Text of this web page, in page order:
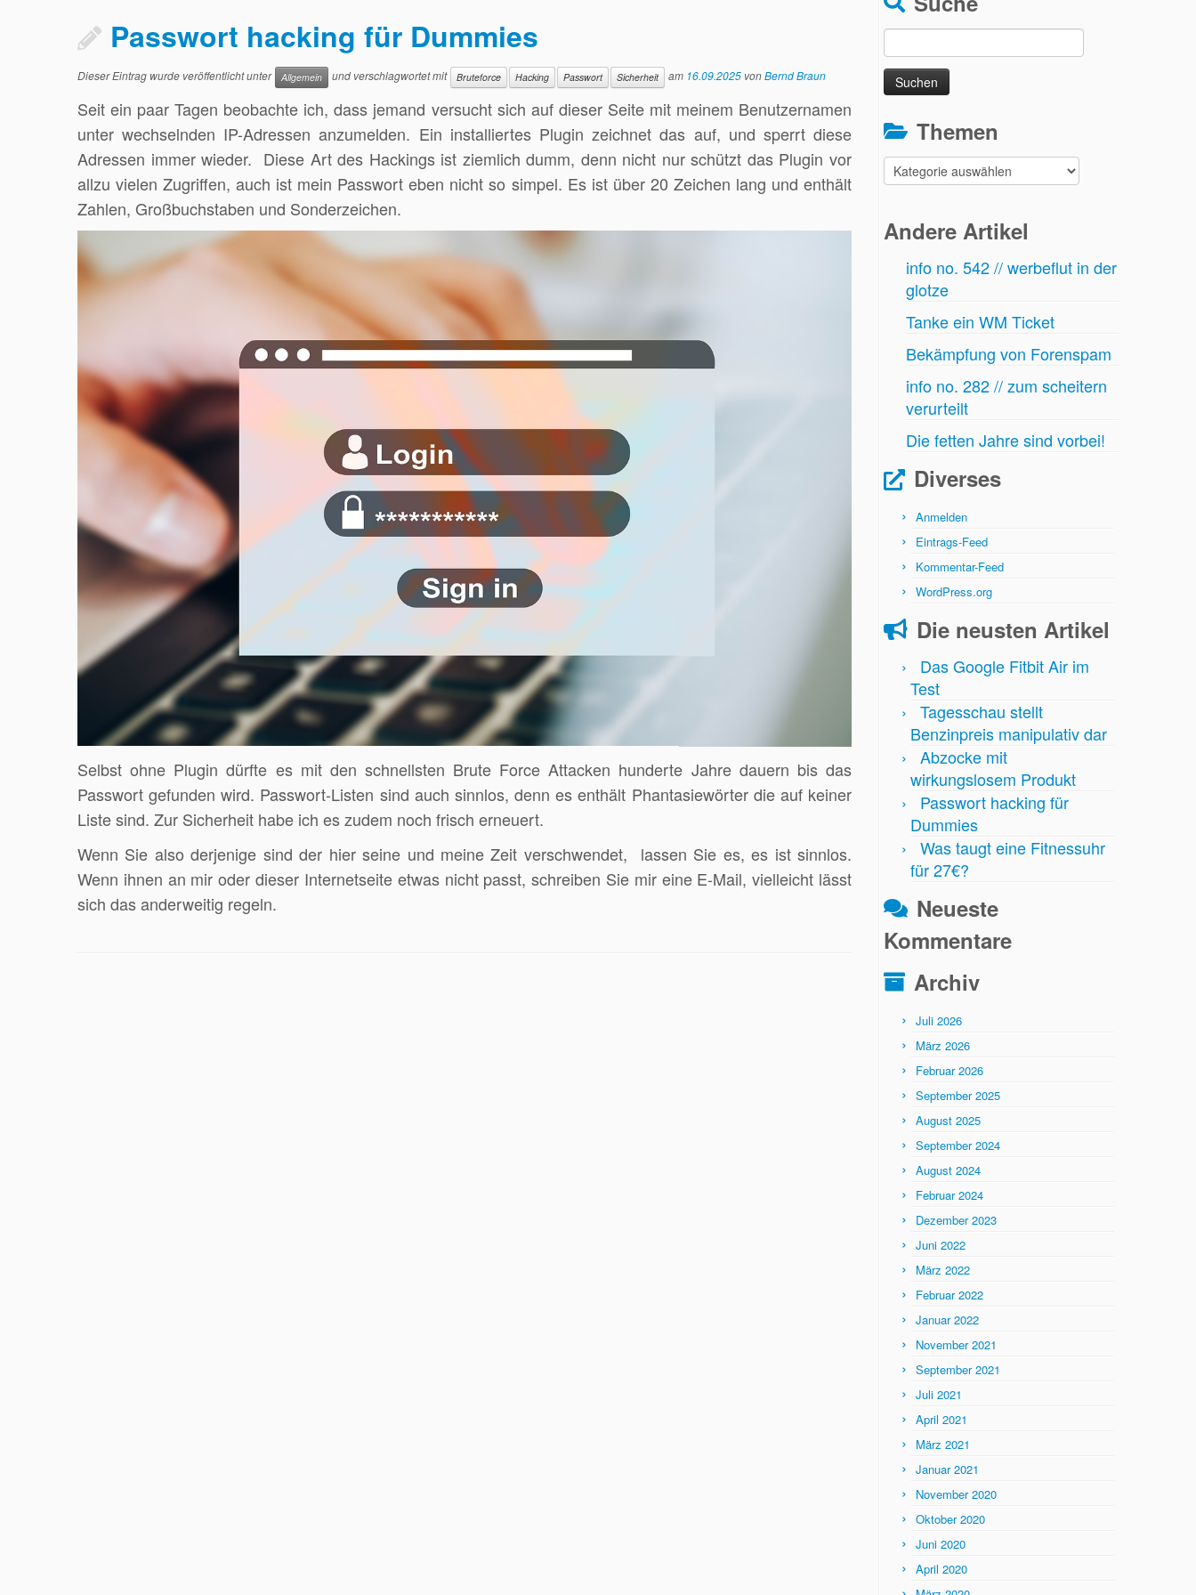
Passwort hacking für Dummies
Dieser Eintrag wurde veröffentlicht unter Allgemein und verschlagwortet mit Bruteforce Hacking Passwort Sicherheit am 16.09.2025 vonBernd Braun
Seit ein paar Tagen beobachte ich, dass jemand versucht sich auf dieser Seite mit meinem Benutzernamen
unter wechselnden IP-Adressen anzumelden. Ein installiertes Plugin zeichnet das auf, und sperrt diese
Adressen immer wieder. Diese Art des Hackings ist ziemlich dumm, denn nicht nur schützt das Plugin vor
allzu vielen Zugriffen, auch ist mein Passwort eben nicht so simpel. Es ist über 20 Zeichen lang und enthält
Zahlen, Großbuchstaben und Sonderzeichen.
Selbst ohne Plugin dürfte es mit den schnellsten Brute Force Attacken hunderte Jahre dauern bis das
Passwort gefunden wird. Passwort-Listen sind auch sinnlos, denn es enthält Phantasiewörter die auf keiner
Liste sind. Zur Sicherheit habe ich es zudem noch frisch erneuert.
Wenn Sie also derjenige sind der hier seine und meine Zeit verschwendet, lassen Sie es, es ist sinnlos.
Wenn ihnen an mir oder dieser Internetseite etwas nicht passt, schreiben Sie mir eine E-Mail, vielleicht lässt
sich das anderweitig regeln.
nach:
Themen
Themen
Andere Artikel
info no. 542 // werbeflut in der
glotze
Tanke ein WM Ticket
Bekämpfung von Forenspam
info no. 282 // zum scheitern
verurteilt
Die fetten Jahre sind vorbei!
Diverses
Anmelden
Eintrags-Feed
Kommentar-Feed
WordPress.org
Die neusten Artikel
Das Google Fitbit Air im
Test
Tagesschau stellt
Benzinpreis manipulativ dar
Abzocke mit
wirkungslosem Produkt
Passwort hacking für
Dummies
Was taugt eine Fitnessuhr
für 27€?
Neueste
Kommentare
Archiv
Juli 2026
März 2026
Februar 2026
September 2025
August 2025
September 2024
August 2024
Februar 2024
Dezember 2023
Juni 2022
März 2022
Februar 2022
Januar 2022
November 2021
September 2021
Juli 2021
April 2021
März 2021
Januar 2021
November 2020
Oktober 2020
Juni 2020
April 2020